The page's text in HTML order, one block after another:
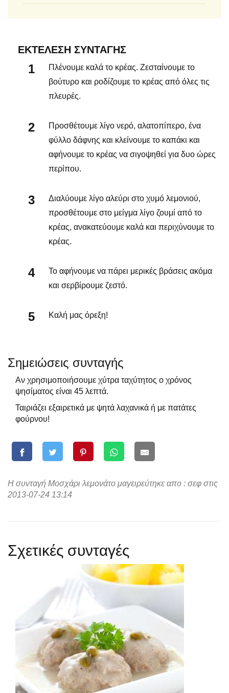
ΕΚΤΈΛΕΣΗ ΣΥΝΤΑΓΉΣ
Πλένουμε καλά το κρέας. Ζεσταίνουμε το
βούτυρο και ροδίζουμε το κρέας από όλες τις
πλευρές.
Προσθέτουμε λίγο νερό, αλατοπίπερο, ένα
φύλλο δάφνης και κλείνουμε το καπάκι και
αφήνουμε το κρέας να σιγοψηθεί για δυο ώρες
περίπου.
Διαλύουμε λίγο αλεύρι στο χυμό λεμονιού,
προσθέτουμε στο μείγμα λίγο ζουμί από το
κρέας, ανακατεύουμε καλά και περιχύνουμε το
κρέας.
Το αφήνουμε να πάρει μερικές βράσεις ακόμα
και σερβίρουμε ζεστό.
Καλή μας όρεξη!
Σημειώσεις συνταγής
Αν χρησιμοποιήσουμε χύτρα ταχύτητος ο χρόνος
ψησίματος είναι 45 λεπτά.
Ταιριάζει εξαιρετικά με ψητά λαχανικά ή με πατάτες
φούρνου!
Η συνταγή Μοσχάρι λεμονάτο μαγειρεύτηκε απο : σεφ στις
2013-07-24 13:14
Σχετικές συνταγές